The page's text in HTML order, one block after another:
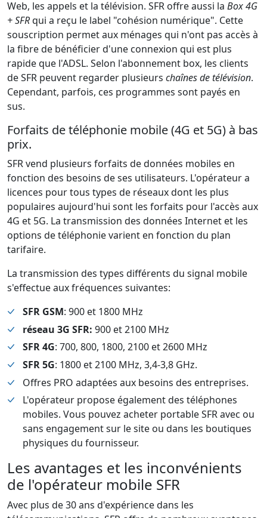
Web, les appels et la télévision. SFR offre aussi la Box 4G
+ SFRqui a reçu le label "cohésion numérique". Cette
souscription permet aux ménages qui n'ont pas accès à
la fibre de bénéficier d'une connexion qui est plus
rapide que l'ADSL. Selon l'abonnement box, les clients
de SFR peuvent regarder plusieurs chaînes de télévision.
Cependant, parfois, ces programmes sont payés en
sus.
Forfaits de téléphonie mobile (4G et 5G) à bas
prix.
SFR vend plusieurs forfaits de données mobiles en
fonction des besoins de ses utilisateurs. L'opérateur a
licences pour tous types de réseaux dont les plus
populaires aujourd'hui sont les forfaits pour l'accès aux
4G et 5G. La transmission des données Internet et les
options de téléphonie varient en fonction du plan
tarifaire.
La transmission des types différents du signal mobile
s'effectue aux fréquences suivantes:
SFR GSM: 900 et 1800 MHz
réseau 3G SFR: 900 et 2100 MHz
SFR 4G: 700, 800, 1800, 2100 et 2600 MHz
SFR 5G: 1800 et 2100 MHz, 3,4-3,8 GHz.
Offres PRO adaptées aux besoins des entreprises.
L'opérateur propose également des téléphones
mobiles. Vous pouvez acheter portable SFR avec ou
sans engagement sur le site ou dans les boutiques
physiques du fournisseur.
Les avantages et les inconvénients
de l'opérateur mobile SFR
Avec plus de 30 ans d'expérience dans les